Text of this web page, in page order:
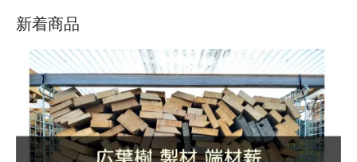
新着商品